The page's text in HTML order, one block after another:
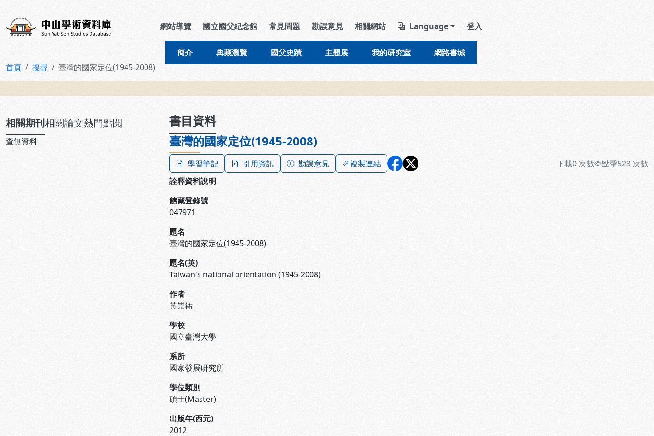
中山學術資料庫 導覽列區塊
網站導覽 國立國父紀念館 常見問題 勘誤意見 相關網站 Language 登入
簡介 典藏瀏覽 國父史蹟 主題展 我的研究室 網路書城
首頁 搜尋 臺灣的國家定位(1945-2008)
相關期刊相關論文熱門點閱
查無資料
書目資料
臺灣的國家定位(1945-2008)
學習筆記 引用資訊 勘誤意見 複製連結 下載0 次數 點擊523 次數
詮釋資料說明
館藏登錄號
047971
題名
臺灣的國家定位(1945-2008)
題名(英)
Taiwan's national orientation (1945-2008)
作者
黃崇祐
學校
國立臺灣大學
系所
國家發展研究所
學位類別
碩士(Master)
出版年(西元)
2012